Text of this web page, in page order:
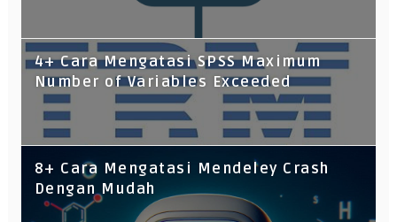
4+ Cara Mengatasi SPSS Maximum
Number of Variables Exceeded
8+ Cara Mengatasi Mendeley Crash
Dengan Mudah